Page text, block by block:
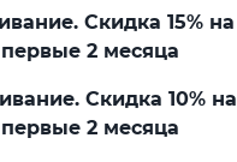
Скидка 15% на
2 месяца
Скидка 10% на
2 месяца